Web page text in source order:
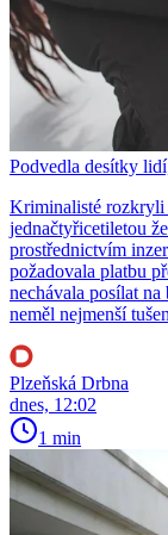
Podvedla desítky
Kriminalisté rozkryli
jednačtyřicetiletou
prostřednictvím
požadovala platbu
nechávala posílat
neměl nejmenší
Plzeňská Drbna
dnes, 12:02
1 min